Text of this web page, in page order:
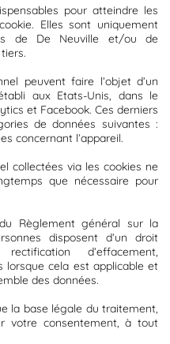
pour atteindre les
Elles sont uniquement
de De Neuville et/ou de
peuvent faire l’objet d’un
aux Etats-Unis, dans le
et Facebook. Ces derniers
de données suivantes :
concernant l’appareil.
collectées via les cookies ne
que nécessaire pour
Règlement général sur la
disposent d’un droit
d’effacement,
lorsque cela est applicable et
des données.
la base légale du traitement,
votre consentement, à tout